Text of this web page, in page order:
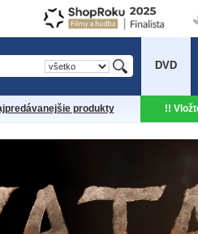
DVD
produkty !!